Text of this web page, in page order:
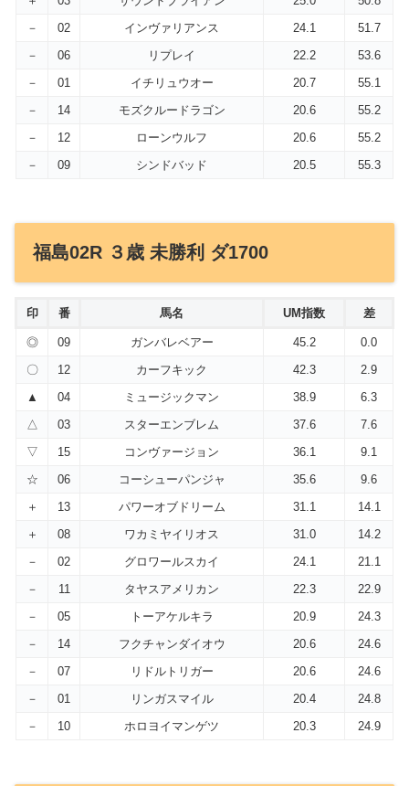
－
02 インヴァリアンス 24.1
51.7
－
06 リプレイ 22.2
53.6
－
01 イチリュウオー 20.7
55.1
－
14 モズクルードラゴン 20.6
55.2
－
12 ローンウルフ 20.6
55.2
－
09 シンドバッド 20.5 55.3
福島02R ３歳 未勝利 ダ1700
印 番 馬名 UM指数 差
◎ 09 ガンバレベアー 45.2
0.0
〇
12 カーフキック 42.3
2.9
▲
04 ミュージックマン 38.9
6.3
△
03 スターエンブレム 37.6
7.6
▽
15 コンヴァージョン 36.1
9.1
☆
06 コーシューパンジャ 35.6
9.6
＋
13 パワーオブドリーム 31.1
14.1
＋
08 ワカミヤイリオス 31.0
14.2
－
02 グロワールスカイ 24.1
21.1
－
11 タヤスアメリカン 22.3
22.9
－
05 トーアケルキラ 20.9
24.3
－
14 フクチャンダイオウ 20.6
24.6
－
07 リドルトリガー 20.6
24.6
－
01 リンガスマイル 20.4
24.8
－
10 ホロヨイマンゲツ 20.3 24.9